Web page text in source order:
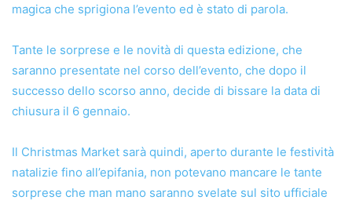
magica che sprigiona l’evento ed è stato di parola.
Tante le sorprese e le novità di questa edizione, che
saranno presentate nel corso dell’evento, che dopo il
successo dello scorso anno, decide di bissare la data di
chiusura il 6 gennaio.
Il Christmas Market sarà quindi, aperto durante le festività
natalizie fino all’epifania, non potevano mancare le tante
sorprese che man mano saranno svelate sul sito ufficiale